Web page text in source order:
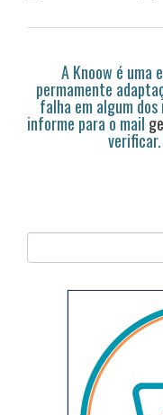
A Knoow é uma
permamente
falha em algum dos
informe para o mail